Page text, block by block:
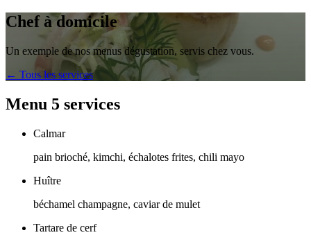
Chef à domicile
Un exemple de nos menus dégustation, servis chez vous.
← Tous les services
Menu 5 services
Calmar
pain brioché, kimchi, échalotes frites, chili mayo
Huître
béchamel champagne, caviar de mulet
Tartare de cerf